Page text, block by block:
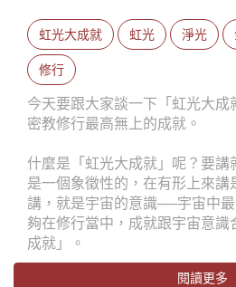
虹光大成就 虹光 淨光
修行
今天要跟大家談一下「虹光大成
密教修行最高無上的成就。
什麼是「虹光大成就」呢？要講
是一個象徵性的，在有形上來講
講，就是宇宙的意識──宇宙中
夠在修行當中，成就跟宇宙意識
成就」。
閱讀更多